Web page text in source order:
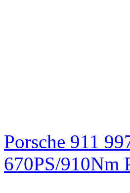
Porsche 911
670PS/910Nm